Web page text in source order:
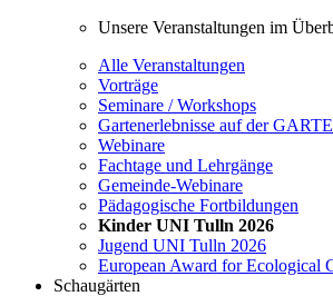
Unsere Veranstaltungen im
Alle Veranstaltungen
Vorträge
Seminare / Workshops
Gartenerlebnisse auf der
Webinare
Fachtage und Lehrgänge
Gemeinde-Webinare
Pädagogische Fortbildungen
Kinder UNI Tulln 2026
Jugend UNI Tulln 2026
European Award for Ecological
Schaugärten